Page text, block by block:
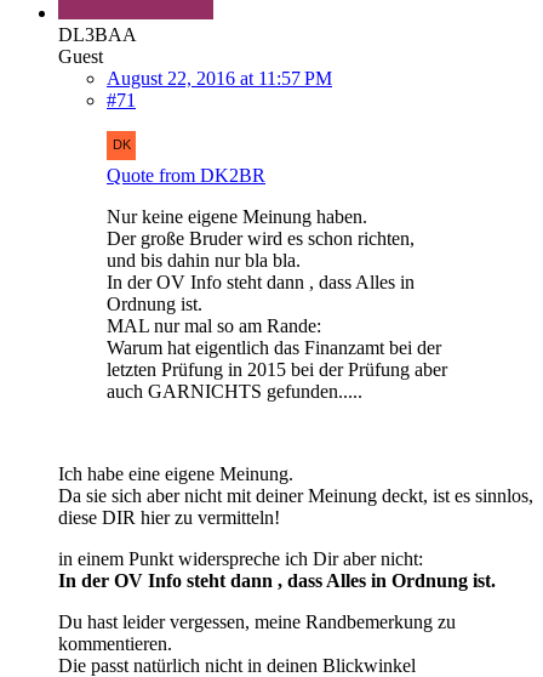
DL3BAA
Guest
August 22, 2016 at 11:57 PM
#71
Quote from DK2BR
Nur keine eigene Meinung haben.
Der große Bruder wird es schon richten,
und bis dahin nur bla bla.
In der OV Info steht dann , dass Alles in
Ordnung ist.
MAL nur mal so am Rande:
Warum hat eigentlich das Finanzamt bei der
letzten Prüfung in 2015 bei der Prüfung aber
auch GARNICHTS gefunden.....
Ich habe eine eigene Meinung.
Da sie sich aber nicht mit deiner Meinung deckt, ist es sinnlos,
diese DIR hier zu vermitteln!
in einem Punkt widerspreche ich Dir aber nicht:
In der OV Info steht dann , dass Alles in Ordnung ist.
Du hast leider vergessen, meine Randbemerkung zu
kommentieren.
Die passt natürlich nicht in deinen Blickwinkel